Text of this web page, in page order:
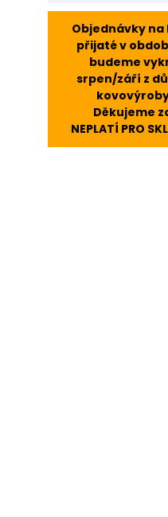
Objednávky
přijaté v
budeme
srpen/září z
Děkujeme
NEPLATÍ PRO